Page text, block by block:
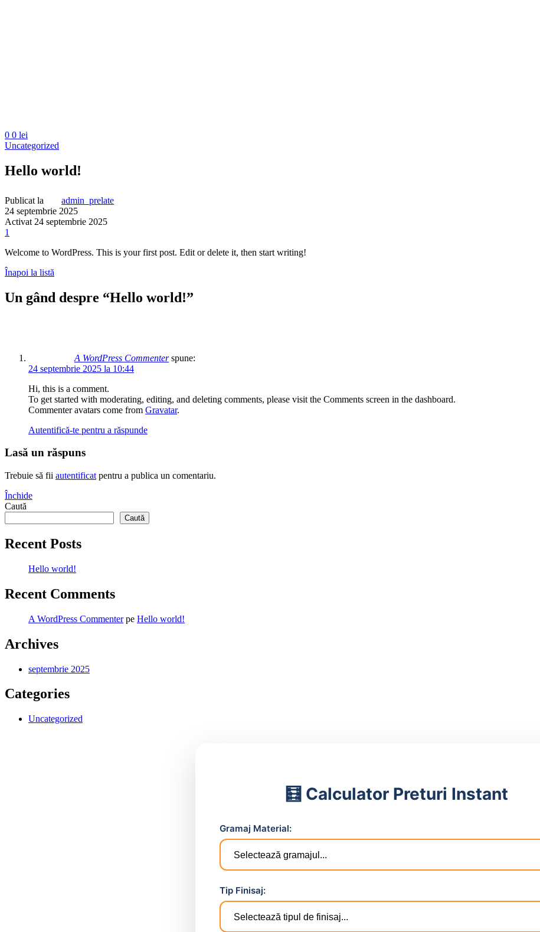
0 0 lei
Uncategorized
Hello world!
Publicat la
admin_prelate
24 septembrie 2025
Activat 24 septembrie 2025
1
Welcome to WordPress. This is your first post. Edit or delete it, then start writing!
Înapoi la listă
Un gând despre “Hello world!”
A WordPress Commenter spune:
24 septembrie 2025 la 10:44
Hi, this is a comment.
To get started with moderating, editing, and deleting comments, please visit the Comments screen in the dashboard.
Commenter avatars come from Gravatar.
Autentifică-te pentru a răspunde
Lasă un răspuns
Trebuie să fii autentificat pentru a publica un comentariu.
Închide
Caută
Caută
Recent Posts
Hello world!
Recent Comments
A WordPress Commenterpe Hello world!
Archives
septembrie 2025
Categories
Uncategorized
🧮 Calculator Preturi Instant
Gramaj Material:
Tip Finisaj: